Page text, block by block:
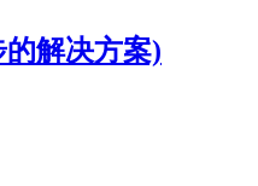
解决方案)